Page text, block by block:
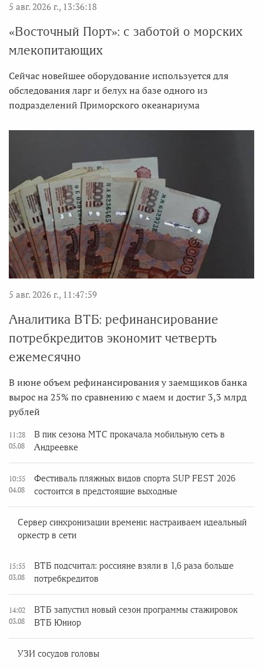
5 авг. 2026 г., 13:36:18
«Восточный Порт»: с заботой о морских
млекопитающих
Сейчас новейшее оборудование используется для
обследования ларг и белух на базе одного из
подразделений Приморского океанариума
5 авг. 2026 г., 11:47:59
Аналитика ВТБ: рефинансирование
потребкредитов экономит четверть
ежемесячно
В июне объем рефинансирования у заемщиков банка
вырос на 25% по сравнению с маем и достиг 3,3 млрд
рублей
11:28
05.08
В пик сезона МТС прокачала мобильную сеть в
Андреевке
10:55
04.08
Фестиваль пляжных видов спорта SUP FEST 2026
состоится в предстоящие выходные
Сервер синхронизации времени: настраиваем идеальный
оркестр в сети
15:55
03.08
ВТБ подсчитал: россияне взяли в 1,6 раза больше
потребкредитов
14:02
03.08
ВТБ запустил новый сезон программы стажировок
ВТБ Юниор
УЗИ сосудов головы